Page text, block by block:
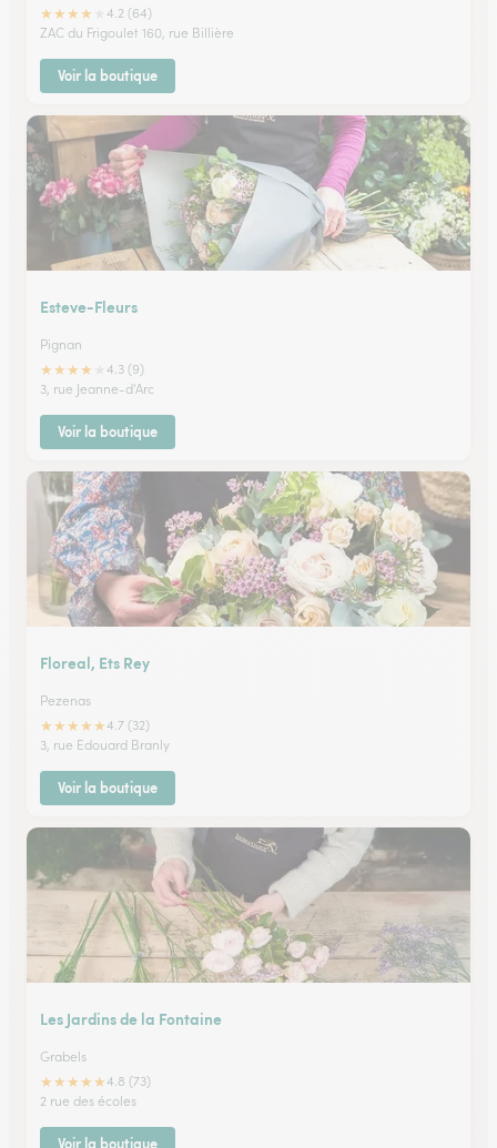
★★★★
4.2 (64)
ZAC du Frigoulet 160, rue Billière
Voir la boutique
Esteve-Fleurs
Pignan
★★★★
4.3 (9)
3, rue Jeanne-d'Arc
Voir la boutique
Floreal, Ets Rey
Pezenas
★★★★★4.7 (32)
3, rue Edouard Branly
Voir la boutique
Les Jardins de la Fontaine
Grabels
★★★★★4.8 (73)
2 rue des écoles
Voir la boutique